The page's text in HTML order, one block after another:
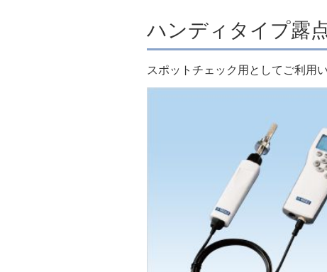
ハンディタイプ露
スポットチェック用としてご利用